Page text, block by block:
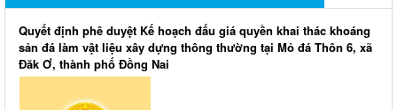
Quyết định phê duyệt Kế hoạch đấu giá quyền khai thác khoáng
sản đá làm vật liệu xây dựng thông thường tại Mỏ đá Thôn 6, xã
Đăk Ơ, thành phố Đồng Nai